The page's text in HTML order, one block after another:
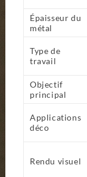
Épaisseur du
métal
Type de
travail
Objectif
principal
Applications
déco
Rendu visuel